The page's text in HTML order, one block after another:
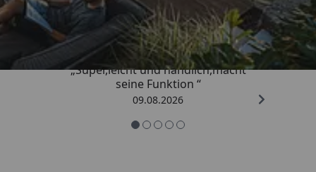
4,81/ 5
„Super,leicht und handlich,macht
seine Funktion “
09.08.2026